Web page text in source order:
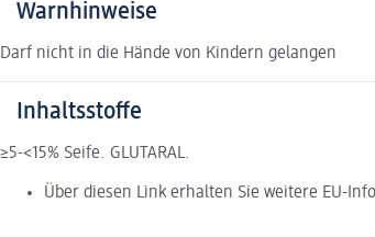
Warnhinweise
Darf nicht in die Hände von Kindern gelangen
Inhaltsstoffe
≥5-<15% Seife. GLUTARAL.
Über diesen Link erhalten Sie weitere EU-